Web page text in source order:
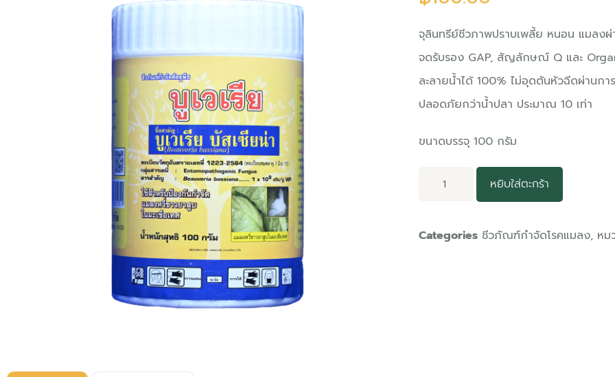
จุลินทรีย์ชีวภาพปราบเพลี้ย หนอน แมลง
จดรับรอง GAP, สัญลักษณ์ Q และ
ละลายน้ำได้ 100% ไม่อุดตันหัวฉีดผ่านกา
ปลอดภัยกว่าน้ำปลา ประมาณ 10 เท่า
ขนาดบรรจุ 100 กรัม
หยิบใส่ตะกร้า
Categories ชีวภัณฑ์กำจัดโรคแมลง, ห